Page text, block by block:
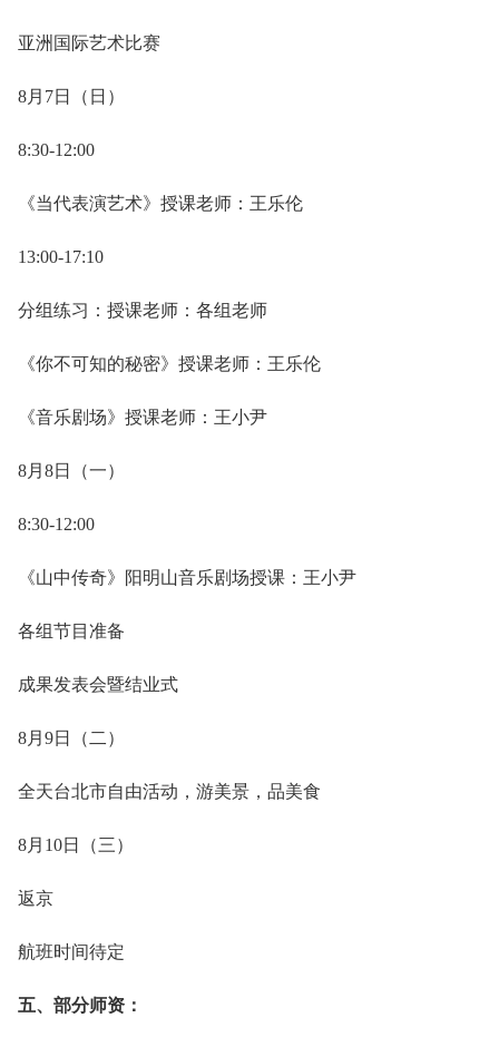
亚洲国际艺术比赛
8月7日（日）
8:30-12:00
《当代表演艺术》授课老师：王乐伦
13:00-17:10
分组练习：授课老师：各组老师
《你不可知的秘密》授课老师：王乐伦
《音乐剧场》授课老师：王小尹
8月8日（一）
8:30-12:00
《山中传奇》阳明山音乐剧场授课：王小尹
各组节目准备
成果发表会暨结业式
8月9日（二）
全天台北市自由活动，游美景，品美食
8月10日（三）
返京
航班时间待定
五、部分师资：